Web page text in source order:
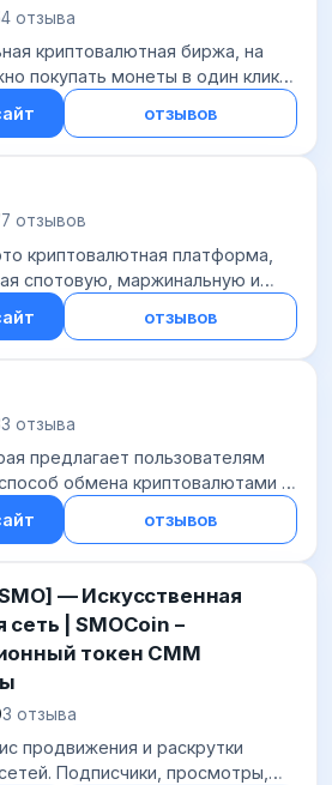
4 отзыва
криптовалютная биржа, на
покупать монеты в один клик,
и фьючерсной
Р2Р-сделки, копировать
отзывов
7 отзывов
криптовалютная платформа,
спотовую, маржинальную и
услуги стейкинга и
и т.д. Проект запущен в
отзывов
3 отзыва
предлагает пользователям
обмена криптовалютами в
и из любой точки мира.
надежную защиту
отзывов
— Искусственная
сеть | SMOCoin –
токен СММ
3 отзыва
продвижения и раскрутки
Подписчики, просмотры,